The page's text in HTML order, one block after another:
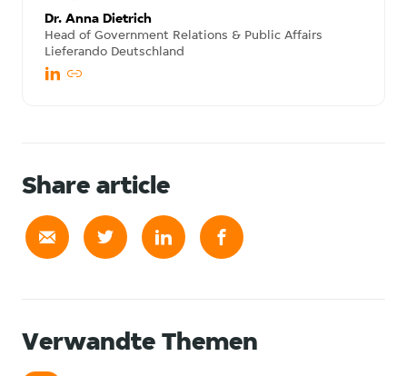
Dr. Anna Dietrich
Head of Government Relations & Public Affairs
Lieferando Deutschland
Share article
Verwandte Themen